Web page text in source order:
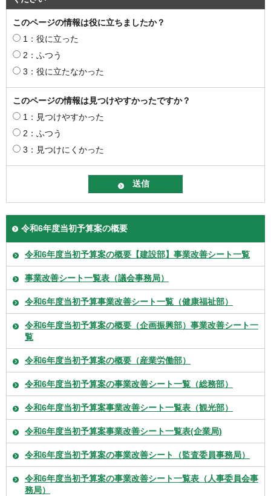
このページの情報は役に立ちましたか？
1：役に立った
2：ふつう
3：役に立たなかった
このページの情報は見つけやすかったですか？
1：見つけやすかった
2：ふつう
3：見つけにくかった
令和6年度当初予算案の概要
令和6年度当初予算案の概要【建設部】事業改善シート一覧
事業改善シート一覧表（議会事務局）
令和6年度当初予算事業改善シート一覧（健康福祉部）
令和6年度当初予算案の概要（企画振興部）事業改善シート一
覧
令和6年度当初予算案の概要（産業労働部）
令和6年度当初予算案の事業改善シート一覧（総務部）
令和6年度当初予算案事業改善シート一覧表（観光部）
令和6年度当初予算案事業改善シート一覧表(企業局)
令和6年度当初予算案の事業改善シート（監査委員事務局）
令和6年度当初予算案の事業改善シート一覧表（人事委員会事
務局）